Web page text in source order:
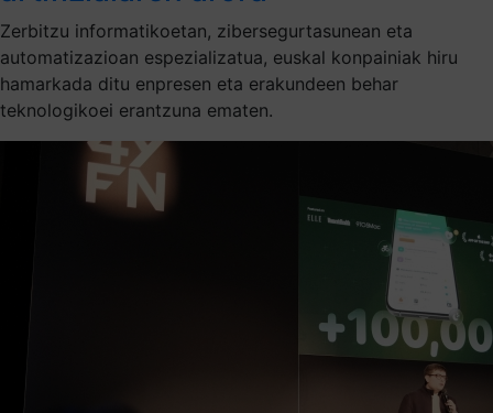
Zerbitzu informatikoetan, zibersegurtasunean eta
automatizazioan espezializatua, euskal konpainiak hiru
hamarkada ditu enpresen eta erakundeen behar
teknologikoei erantzuna ematen.